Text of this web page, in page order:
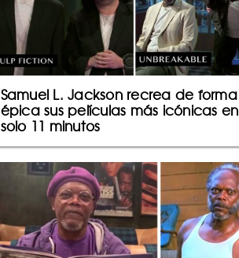
Samuel L. Jackson recrea de forma
épica sus películas más icónicas en
solo 11 minutos